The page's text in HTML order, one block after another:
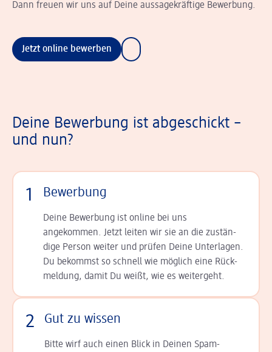
Dann freuen wir uns auf Deine aussagekräftige Bewerbung.
Jetzt online bewerben
Deine Bewerbung ist abgeschickt –
und nun?
1 Bewerbung
Deine Bewerbung ist online bei uns
angekommen. Jetzt leiten wir sie an die zu­stän­
dige Person weiter und prüfen Deine Unterlagen.
Du bekommst so schnell wie möglich eine Rück­
meldung, damit Du weißt, wie es weitergeht.
2 Gut zu wissen
Bitte wirf auch einen Blick in Deinen Spam-